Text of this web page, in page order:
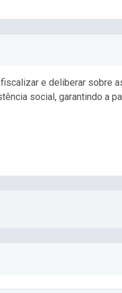
e deliberar sobre
social, garantindo a